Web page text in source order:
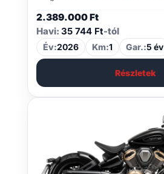
2.389.000Ft
Havi: 35 744 Ft-tól
Év:2026 Km:1 Gar.:5 év
Részletek